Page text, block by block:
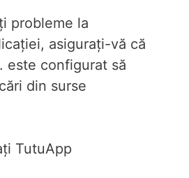
probleme la
asigurați-vă că
este configurat să
din surse
TutuApp